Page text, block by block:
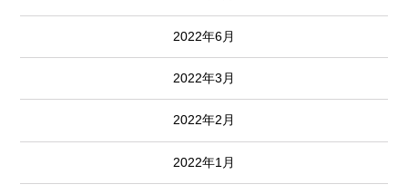
2022年6月
2022年3月
2022年2月
2022年1月